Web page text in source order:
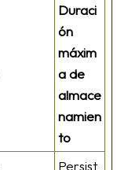
Duraci
ón
máxim
a de
almace
namien
to
Persist